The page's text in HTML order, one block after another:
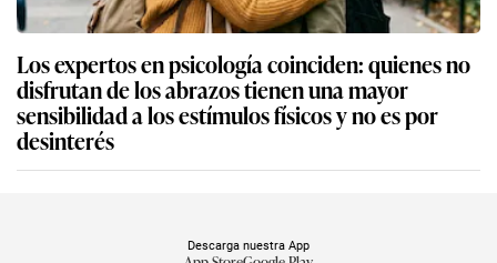
Los expertos en psicología coinciden: quienes no
disfrutan de los abrazos tienen una mayor
sensibilidad a los estímulos físicos y no es por
desinterés
Descarga nuestra App